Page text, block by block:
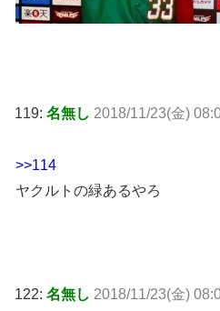
119: 名無し 2018/11/23(金)
>>114
ヤクルトの緑あるやろ
122: 名無し 2018/11/23(金)